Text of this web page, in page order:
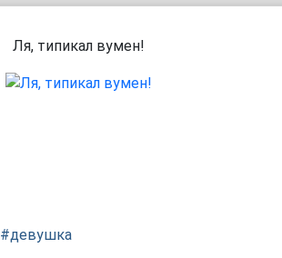
Ля, типикал вумен!
#девушка